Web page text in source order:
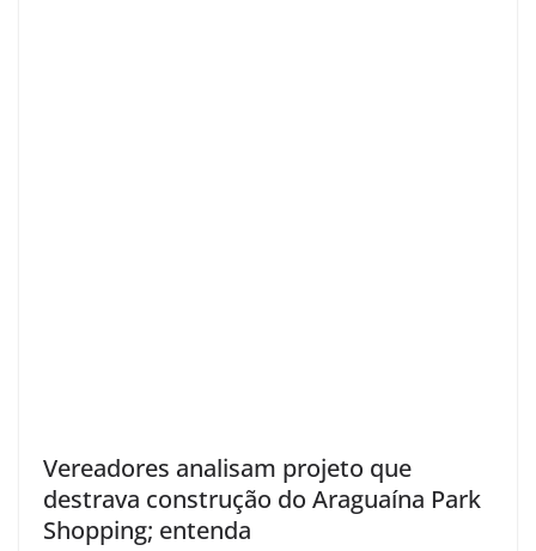
Vereadores analisam projeto que
destrava construção do Araguaína Park
Shopping; entenda